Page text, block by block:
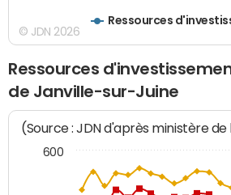
Ressources
© JDN 2026
Ressources
de Janville-sur-Juine
(Source : JDN d'après ministère
600